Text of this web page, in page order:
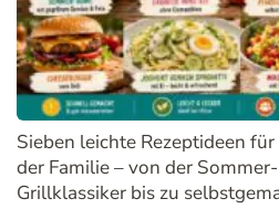
Sieben leichte Rezeptideen
der Familie – von der
Grillklassiker bis zu